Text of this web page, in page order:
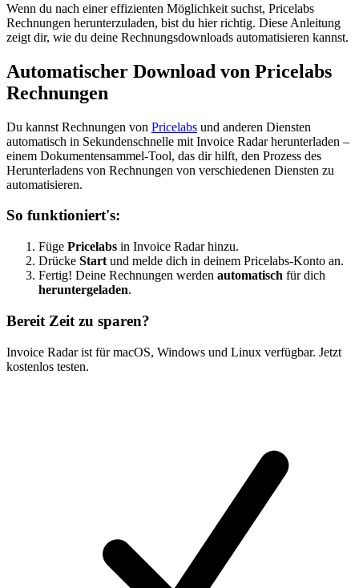
Wenn du nach einer effizienten Möglichkeit suchst, Pricelabs
Rechnungen herunterzuladen, bist du hier richtig. Diese Anleitung
zeigt dir, wie du deine Rechnungsdownloads automatisieren kannst.
Automatischer Download von Pricelabs
Rechnungen
Du kannst Rechnungen von Pricelabs und anderen Diensten
automatisch in Sekundenschnelle mit Invoice Radar herunterladen –
einem Dokumentensammel-Tool, das dir hilft, den Prozess des
Herunterladens von Rechnungen von verschiedenen Diensten zu
automatisieren.
So funktioniert's:
Füge Pricelabs in Invoice Radar hinzu.
Drücke Start und melde dich in deinem Pricelabs-Konto an.
Fertig! Deine Rechnungen werden automatisch für dich
heruntergeladen.
Bereit Zeit zu sparen?
Invoice Radar ist für macOS, Windows und Linux verfügbar. Jetzt
kostenlos testen.